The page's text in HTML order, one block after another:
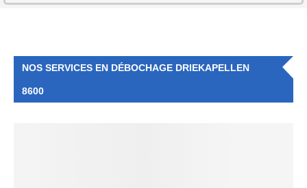
NOS SERVICES EN DÉBOCHAGE DRIEKAPELLEN
8600